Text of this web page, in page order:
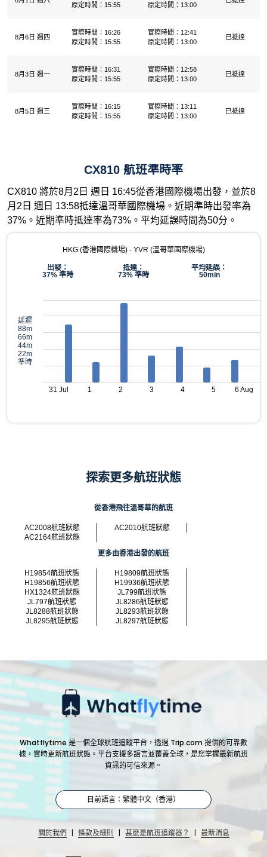
原定時間：15:55
原定時間：13:00
8月6日 週四
實際時間：16:26
原定時間：15:55
實際時間：12:41
原定時間：13:00
已抵達
8月3日 週一
實際時間：16:31
原定時間：15:55
實際時間：12:58
原定時間：13:00
已抵達
8月5日 週三
實際時間：16:15
原定時間：15:55
實際時間：13:11
原定時間：13:00
已抵達
CX810 航班準時率
CX810 將於8月2日 週日 16:45從香港國際機場出發，並於8
月2日 週日 13:58抵達溫哥華國際機場。近期準時出發率為
37%。近期準時抵達率為73%。平均延誤時間為50分。
HKG (香港國際機場) - YVR (溫哥華國際機場)
出發：
37% 準時
抵達：
73% 準時
平均延誤：
50min
延遲
88m
66m
44m
22m
準時
31 Jul 1 2 3 4 5 6 Aug
探索更多航班狀態
從香港飛往溫哥華的航班
AC2008航班狀態
AC2010航班狀態
AC2164航班狀態
更多由香港出發的航班
H19854航班狀態
H19809航班狀態
H19856航班狀態
H19936航班狀態
HX1324航班狀態
JL799航班狀態
JL797航班狀態
JL8286航班狀態
JL8288航班狀態
JL8293航班狀態
JL8295航班狀態
JL8297航班狀態
Whatflytime 是一個全球航班追蹤平台，透過 Trip.com 提供的可靠數
據，實時更新航班狀態。平台支援多語言並覆蓋全球，是您掌握最新航班
資訊的可信來源。
目前語言：繁體中文（香港）
關於我們 | 條款及細則 | 甚麼是航班追蹤器？ | 最新消息